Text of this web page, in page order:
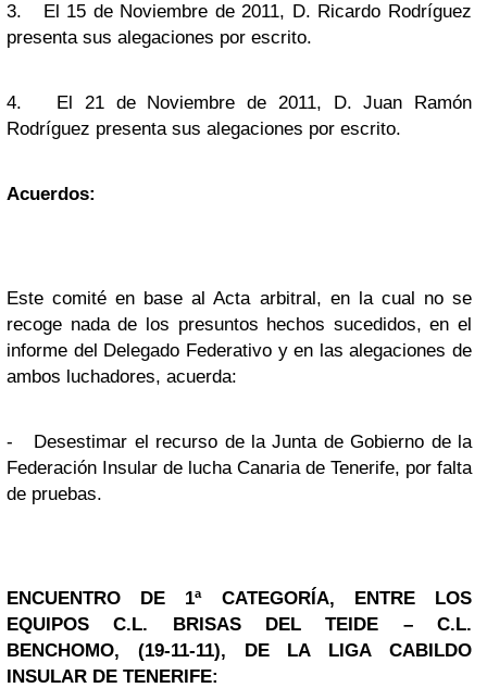
3.
El 15 de Noviembre de 2011, D. Ricardo Rodríguez
presenta sus alegaciones por escrito.
4.
El 21 de Noviembre de 2011, D. Juan Ramón
Rodríguez presenta sus alegaciones por escrito.
Acuerdos:
Este comité en base al Acta arbitral, en la cual no se
recoge nada de los presuntos hechos sucedidos, en el
informe del Delegado Federativo y en las alegaciones de
ambos luchadores, acuerda:
-
Desestimar el recurso de la Junta de Gobierno de la
Federación Insular de lucha Canaria de Tenerife, por falta
de pruebas.
ENCUENTRO DE 1ª CATEGORÍA, ENTRE LOS
EQUIPOS C.L. BRISAS DEL TEIDE – C.L.
BENCHOMO, (19-11-11), DE LA LIGA CABILDO
INSULAR DE TENERIFE: